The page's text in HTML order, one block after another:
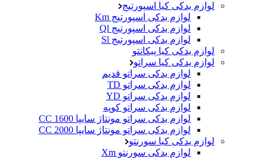
لوازم یدکی کیا اسپورتیج
لوازم یدکی اسپورتیج Km
لوازم یدکی اسپورتیج Ql
لوازم یدکی اسپورتیج Sl
لوازم یدکی کیا پیکانتو
لوازم یدکی کیا سراتو
لوازم یدکی سراتو قدیم
لوازم یدکی سراتو TD
لوازم یدکی سراتو YD
لوازم یدکی سراتو کوپه
لوازم یدکی سراتو مونتاژ سایپا 1600 CC
لوازم یدکی سراتو مونتاژ سایپا 2000 CC
لوازم یدکی کیا سورنتو
لوازم یدکی سورنتو Xm